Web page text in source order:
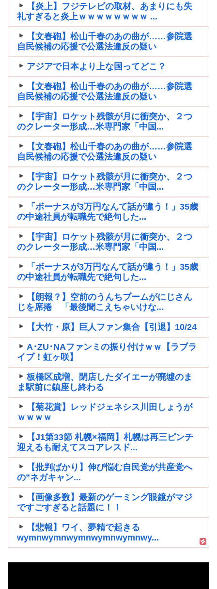
【炎上】フジテレビの取材、あまりにも失
礼すぎると炎上ｗｗｗｗｗｗｗｗ ...
【文春砲】松山千春のあの曲が……参院選
自民候補の応援で公選法違反の疑い
アジアで日本より上な国ってどこ？
【文春砲】松山千春のあの曲が……参院選
自民候補の応援で公選法違反の疑い
【宇宙】ロケット残骸が月に衝突か、２つ
のクレーター形成…米専門家「中国...
【文春砲】松山千春のあの曲が……参院選
自民候補の応援で公選法違反の疑い
【宇宙】ロケット残骸が月に衝突か、２つ
のクレーター形成…米専門家「中国...
「ボーナスが3万円なんて話が違う！」35歳
の中途社員が転職先で絶句した...
【宇宙】ロケット残骸が月に衝突か、２つ
のクレーター形成…米専門家「中国...
「ボーナスが3万円なんて話が違う！」35歳
の中途社員が転職先で絶句した...
【朗報？】空前のうんちブームがにじさん
じを席捲 「最後聞こえちゃいけな...
【大竹・原】巨人ファン集合【引退】10/24
A･ZU･NAファンミの振り付けｗｗ【ラブラ
イブ！虹ヶ咲】
板橋区成増、閉店したダイエーが廃墟のま
ま駅前に鎮座し終わる
【菊花賞】レッドジェネシス川田しょうが
ｗｗｗｗ
【J1第33節 札幌×福岡】札幌は再三ピンチ
迎えるも耐えてスコアレスド...
【批判ばかり】伸び悩む自民党が共産党へ
の”ネガキャン...
【画像多数】最新のゲーミング眼鏡がマジ
ですごすぎると話題に！！
【悲報】ワイ、夢精で起きる
wymnwymnwymnwymnwymnwy...